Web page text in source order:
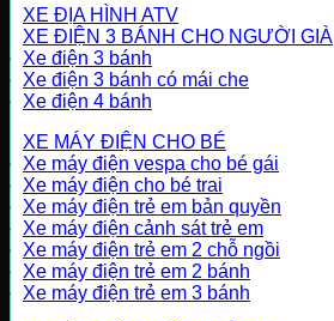
XE ĐỊA HÌNH ATV
XE ĐIỆN 3 BÁNH CHO NGƯỜI GIÀ
Xe điện 3 bánh
Xe điện 3 bánh có mái che
Xe điện 4 bánh
XE MÁY ĐIỆN CHO BÉ
Xe máy điện vespa cho bé gái
Xe máy điện cho bé trai
Xe máy điện trẻ em bản quyền
Xe máy điện cảnh sát trẻ em
Xe máy điện trẻ em 2 chỗ ngồi
Xe máy điện trẻ em 2 bánh
Xe máy điện trẻ em 3 bánh